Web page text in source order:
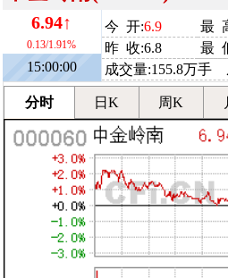
6.94↑
0.13/1.91%
15:00:00
今 开:6.9 最
昨 收:6.8
最
成交量:155.8万手
分时 日K 周K